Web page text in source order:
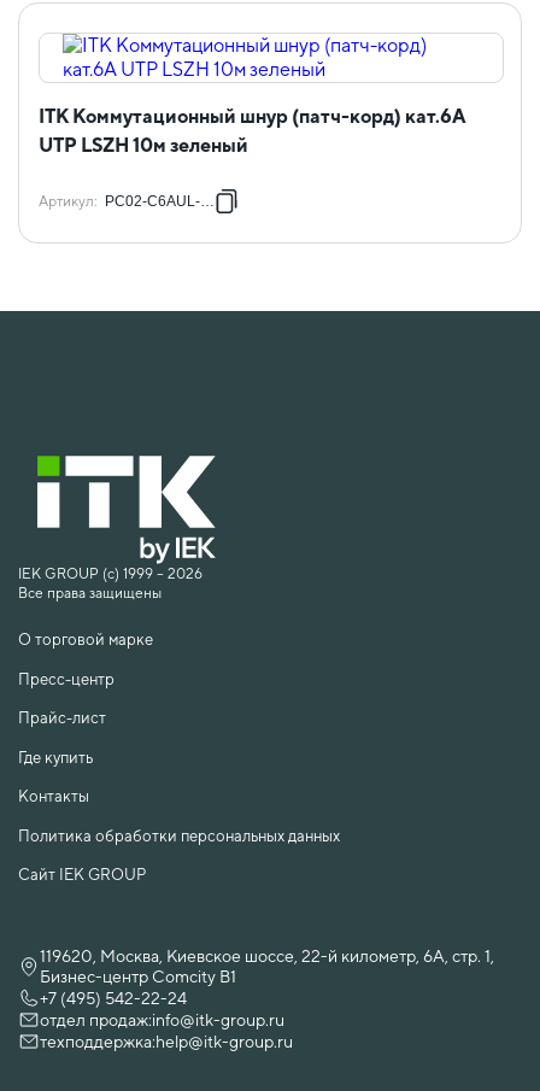
ITK Коммутационный шнур (патч-корд) кат.6А
UTP LSZH 10м зеленый
Артикул: PC02-C6AUL-10M
IEK GROUP (c) 1999 – 2026
Все права защищены
О торговой марке
Пресс-центр
Прайс-лист
Где купить
Контакты
Политика обработки персональных данных
Сайт IEK GROUP
119620, Москва, Киевское шоссе, 22-й километр, 6А, стр. 1,
Бизнес-центр Comcity B1
+7 (495) 542-22-24
отдел продаж:info@itk-group.ru
техподдержка:help@itk-group.ru